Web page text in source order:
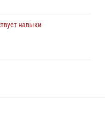
навыки
студентов к окружному